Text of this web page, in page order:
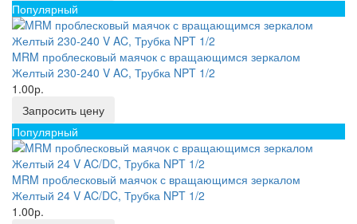
Популярный
MRM проблесковый маячок с вращающимся зеркалом
Желтый 230-240 V AC, Трубка NPT 1/2
1.00р.
Запросить цену
Популярный
MRM проблесковый маячок с вращающимся зеркалом
Желтый 24 V AC/DC, Трубка NPT 1/2
1.00р.